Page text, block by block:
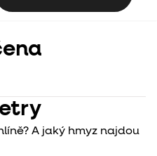
A jaký hmyz najdou